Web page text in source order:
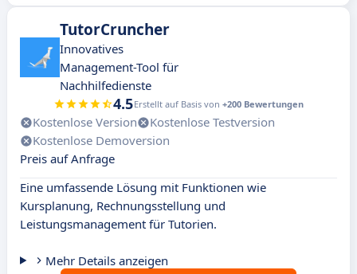
TutorCruncher
Innovatives
Management-Tool für
Nachhilfedienste
4.5Erstellt auf Basis von +200 Bewertungen
Kostenlose Version
Kostenlose Testversion
Kostenlose Demoversion
Preis auf Anfrage
Eine umfassende Lösung mit Funktionen wie
Kursplanung, Rechnungsstellung und
Leistungsmanagement für Tutorien.
Mehr Details anzeigen